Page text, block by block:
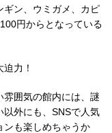
ギン、ウミガメ、カピ
円からとなっている
力！
囲気の館内には、謎
外にも、SNSで人気
ンも楽しめちゃうか